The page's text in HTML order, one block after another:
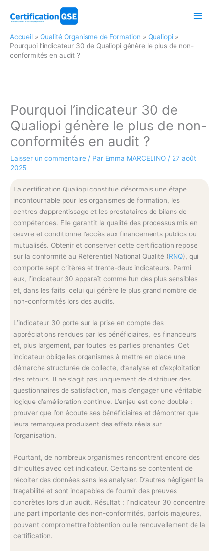
Accueil Qualité Organisme de Formation
Qualiopi
Pourquoi l’indicateur 30 de Qualiopi génère le plus de non-
conformités en audit ?
Pourquoi l’indicateur 30 de
Qualiopi génère le plus de non-
conformités en audit ?
Laisser un commentaire / Par Emma MARCELINO / 27 août
2025
La certification Qualiopi constitue désormais une étape
incontournable pour les organismes de formation, les
centres d’apprentissage et les prestataires de bilans de
compétences. Elle garantit la qualité des processus mis en
œuvre et conditionne l’accès aux financements publics ou
mutualisés. Obtenir et conserver cette certification repose
sur la conformité au Référentiel National Qualité (RNQ), qui
comporte sept critères et trente-deux indicateurs. Parmi
eux, l’indicateur 30 apparaît comme l’un des plus sensibles
et, dans les faits, celui qui génère le plus grand nombre de
non-conformités lors des audits.
L’indicateur 30 porte sur la prise en compte des
appréciations rendues par les bénéficiaires, les financeurs
et, plus largement, par toutes les parties prenantes. Cet
indicateur oblige les organismes à mettre en place une
démarche structurée de collecte, d’analyse et d’exploitation
des retours. Il ne s’agit pas uniquement de distribuer des
questionnaires de satisfaction, mais d’engager une véritable
logique d’amélioration continue. L’enjeu est donc double :
prouver que l’on écoute ses bénéficiaires et démontrer que
leurs remarques produisent des effets réels sur
l’organisation.
Pourtant, de nombreux organismes rencontrent encore des
difficultés avec cet indicateur. Certains se contentent de
récolter des données sans les analyser. D’autres négligent la
traçabilité et sont incapables de fournir des preuves
concrètes lors d’un audit. Résultat : l’indicateur 30 concentre
une part importante des non-conformités, parfois majeures,
pouvant compromettre l’obtention ou le renouvellement de la
certification.